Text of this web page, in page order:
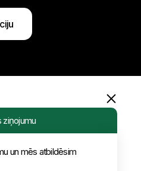
un mēs atbildēsim